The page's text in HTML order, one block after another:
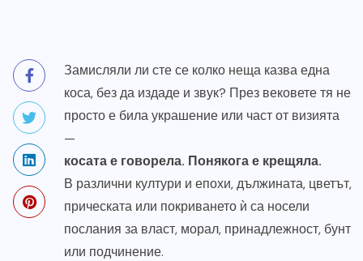
Замисляли ли сте се колко неща казва една
коса, без да издаде и звук? През вековете тя не
просто е била украшение или част от визията
—
косата е говорела. Понякога е крещяла.
В различни култури и епохи, дължината, цветът,
прическата или покриването ѝ са носели
послания за власт, морал, принадлежност, бунт
или подчинение.